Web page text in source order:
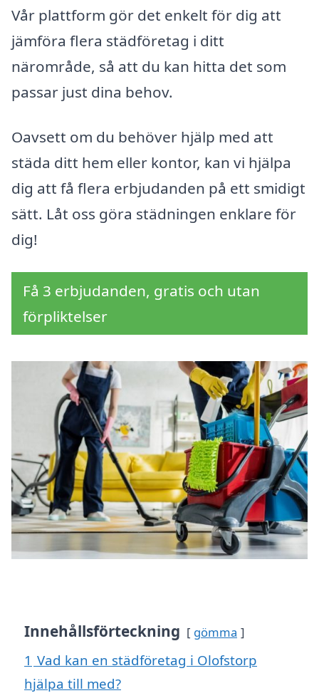
Vår plattform gör det enkelt för dig att
jämföra flera städföretag i ditt
närområde, så att du kan hitta det som
passar just dina behov.
Oavsett om du behöver hjälp med att
städa ditt hem eller kontor, kan vi hjälpa
dig att få flera erbjudanden på ett smidigt
sätt. Låt oss göra städningen enklare för
dig!
Få 3 erbjudanden, gratis och utan
förpliktelser
Innehållsförteckning gömma
1 Vad kan en städföretag i Olofstorp
hjälpa till med?